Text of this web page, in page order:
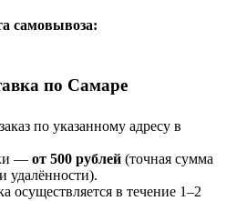
самовывоза:
по Самаре
по указанному адресу в
— от 500 рублей (точная сумма
удалённости).
осуществляется в течение 1–2